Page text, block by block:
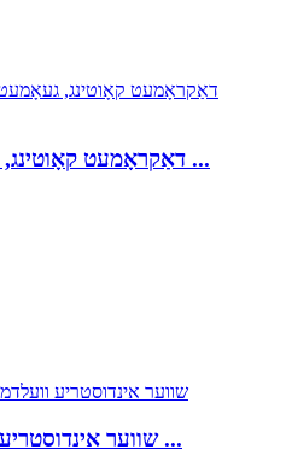
דאַקראָמעט קאָוטינג, געאָמעט קאָוטינג ...
שווער אינדוסטריע וועלדמאַנט קאָמ ...